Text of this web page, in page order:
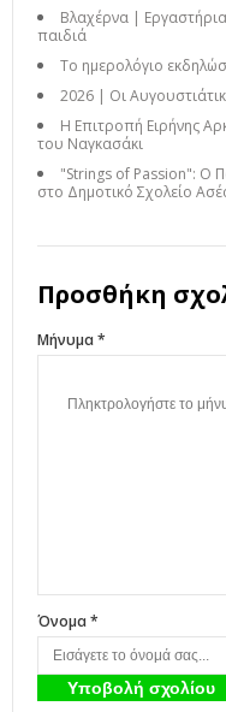
Βλαχέρνα |
παιδιά
Το ημερολόγιο
2026 | Οι
Η Επιτροπή Ειρήνης
του Ναγκασάκι
"Strings of Passion": Ο
στο Δημοτικό Σχολείο
Προσθήκη
Μήνυμα *
Όνομα *